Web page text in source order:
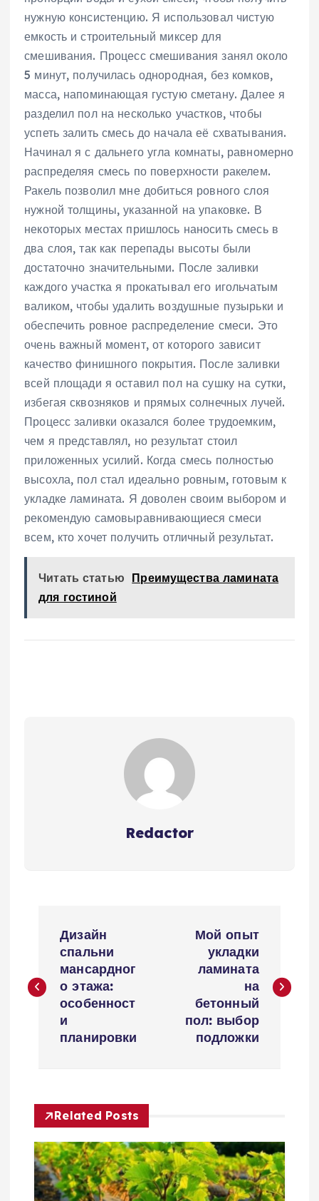
нужную консистенцию. Я использовал чистую
емкость и строительный миксер для
смешивания. Процесс смешивания занял около
5 минут, получилась однородная, без комков,
масса, напоминающая густую сметану. Далее я
разделил пол на несколько участков, чтобы
успеть залить смесь до начала её схватывания.
Начинал я с дальнего угла комнаты, равномерно
распределяя смесь по поверхности ракелем.
Ракель позволил мне добиться ровного слоя
нужной толщины, указанной на упаковке. В
некоторых местах пришлось наносить смесь в
два слоя, так как перепады высоты были
достаточно значительными. После заливки
каждого участка я прокатывал его игольчатым
валиком, чтобы удалить воздушные пузырьки и
обеспечить ровное распределение смеси. Это
очень важный момент, от которого зависит
качество финишного покрытия. После заливки
всей площади я оставил пол на сушку на сутки,
избегая сквозняков и прямых солнечных лучей.
Процесс заливки оказался более трудоемким,
чем я представлял, но результат стоил
приложенных усилий. Когда смесь полностью
высохла, пол стал идеально ровным, готовым к
укладке ламината. Я доволен своим выбором и
рекомендую самовыравнивающиеся смеси
всем, кто хочет получить отличный результат.
Читать статью Преимущества ламината
для гостиной
Redactor
в
а
ц
и
Дизайн
спальни
мансардног
о этажа:
особенност
и
планировки
Мой опыт
укладки
ламината
на
бетонный
пол: выбор
подложки
Related Posts